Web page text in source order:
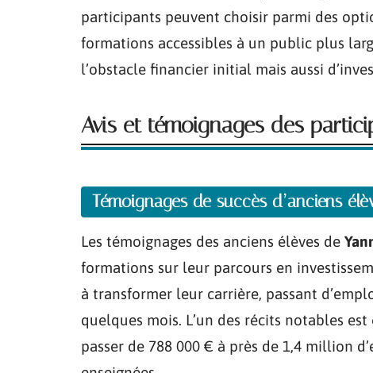
participants peuvent choisir parmi des
formations accessibles à un public plus
l’obstacle financier initial mais aussi
Avis et témoignages des
Témoignages de succès d’anciens
Les témoignages des anciens élèves de
formations sur leur parcours en
à transformer leur carrière, passant
quelques mois. L’un des récits notables
passer de 788 000 € à près de 1,4 million